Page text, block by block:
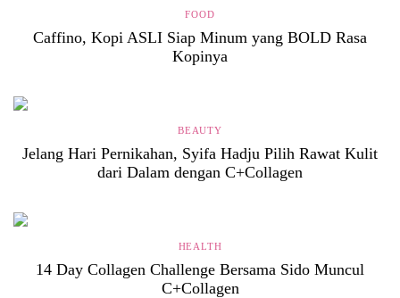
FOOD
Caffino, Kopi ASLI Siap Minum yang BOLD Rasa
Kopinya
BEAUTY
Jelang Hari Pernikahan, Syifa Hadju Pilih Rawat Kulit
dari Dalam dengan C+Collagen
HEALTH
14 Day Collagen Challenge Bersama Sido Muncul
C+Collagen